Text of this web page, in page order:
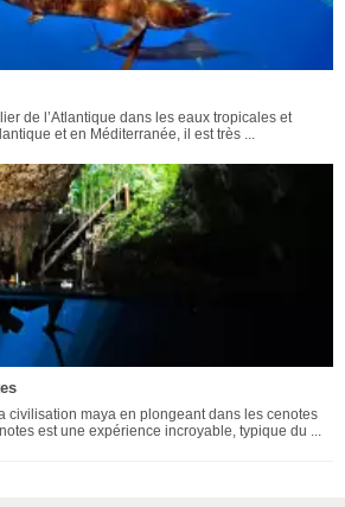
de l’Atlantique dans les eaux tropicales et
et en Méditerranée, il est très ...
civilisation maya en plongeant dans les cenotes
est une expérience incroyable, typique du ...